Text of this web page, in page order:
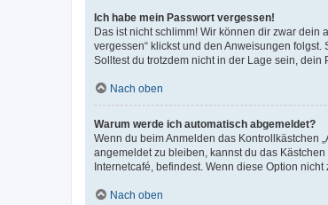
Ich habe mein Passwort vergessen!
Das ist nicht schlimm! Wir können dir zwar dein
vergessen“ klickst und den Anweisungen
Solltest du trotzdem nicht in der Lage sein, dein
Nach oben
Warum werde ich automatisch abgemeldet?
Wenn du beim Anmelden das Kontrollkästchen
angemeldet zu bleiben, kannst du das
Internetcafé, befindest. Wenn diese Option
Nach oben